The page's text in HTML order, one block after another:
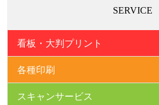
SERVICE
看板・大判プリント
各種印刷
スキャンサービス